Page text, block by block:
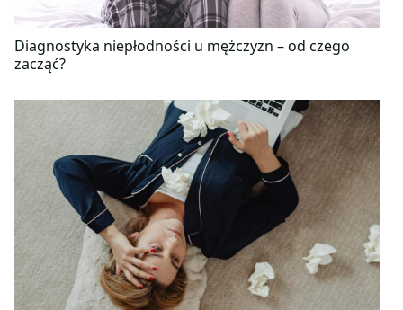
Diagnostyka niepłodności u mężczyzn – od czego
zacząć?